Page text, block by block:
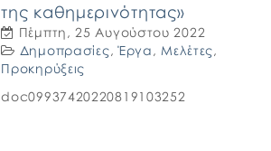
της καθημερινότητας»
Πέμπτη, 25 Αυγούστου 2022
Δημοπρασίες,Έργα , Μελέτες,
Προκηρύξεις
doc09937420220819103252